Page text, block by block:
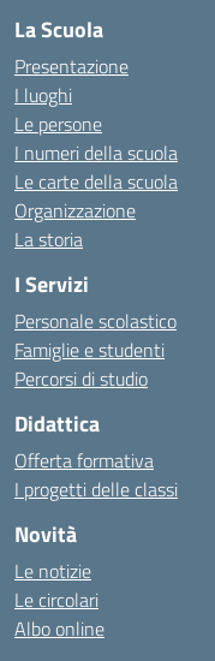
La Scuola
Presentazione
I luoghi
Le persone
I numeri della scuola
Le carte della scuola
Organizzazione
La storia
I Servizi
Personale scolastico
Famiglie e studenti
Percorsi di studio
Didattica
Offerta formativa
I progetti delle classi
Novità
Le notizie
Le circolari
Albo online